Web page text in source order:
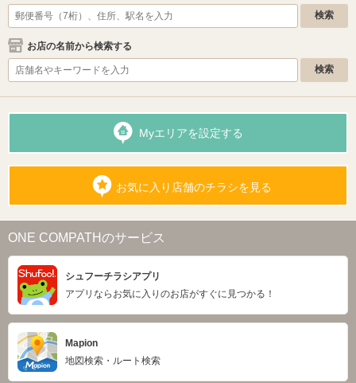
お店の名前から検索する
Myエリアを設定する
お気に入り店舗のチラシを見る
ONE COMPATHのサービス
シュフーチラシアプリ
アプリならお気に入りのお店がすぐに見つかる！
Mapion
地図検索・ルート検索